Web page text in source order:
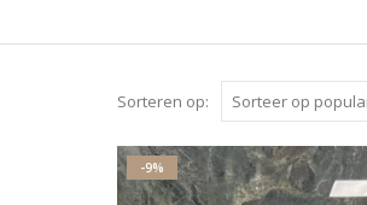
Sorteren op:
-9%